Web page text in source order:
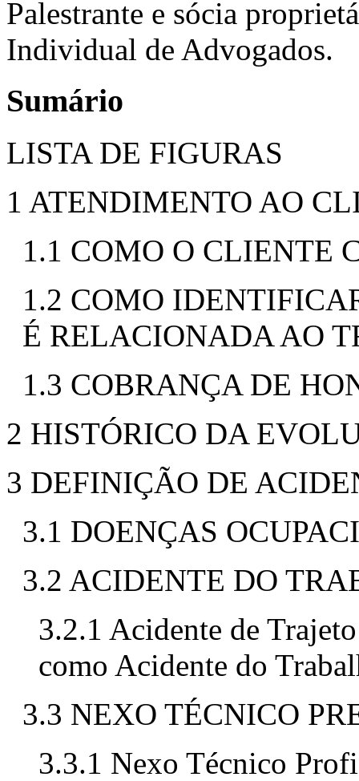
Palestrante e sócia
Individual de Advogados.
Sumário
LISTA DE FIGURAS
1 ATENDIMENTO AO
1.1 COMO O CLIENTE
1.2 COMO
É RELACIONADA AO
1.3 COBRANÇA DE
2 HISTÓRICO DA
3 DEFINIÇÃO DE
3.1 DOENÇAS
3.2 ACIDENTE DO
3.2.1 Acidente de
como Acidente do
3.3 NEXO TÉCNICO
3.3.1 Nexo Técnico